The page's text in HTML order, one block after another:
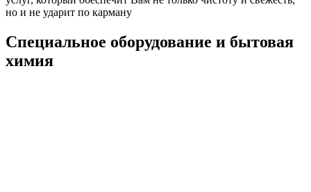
но и не ударит по карману
Специальное оборудование и бытовая
химия